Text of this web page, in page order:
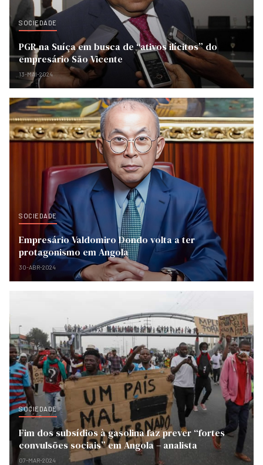
SOCIEDADE
PGR na Suíça em busca de “ativos ilícitos” do
empresário São Vicente
13-MAI-2024
SOCIEDADE
Empresário Valdomiro Dondo volta a ter
protagonismo em Angola
30-ABR-2024
SOCIEDADE
Fim dos subsídios à gasolina faz prever “fortes
convulsões sociais” em Angola – analista
07-MAR-2024